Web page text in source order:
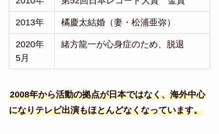
2013年 橘慶太結婚（妻・松浦亜弥）
2020年
5月
緒方龍一が心身症のため、脱退
2008年から活動の拠点が日本ではなく、海外中心
になりテレビ出演もほとんどなくなっています。